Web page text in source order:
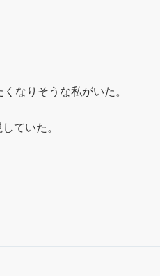
なりそうな私がいた。
ていた。